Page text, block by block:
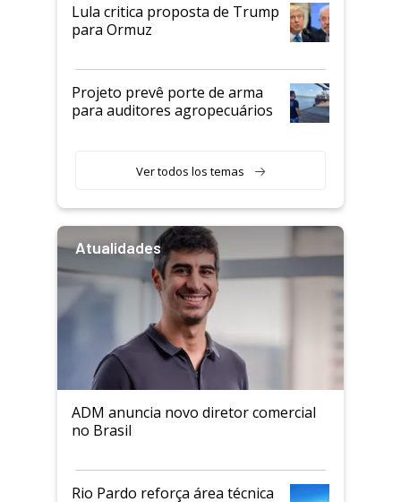
Lula critica proposta de Trump
para Ormuz
Projeto prevê porte de arma
para auditores agropecuários
Ver todos los temas
Atualidades
ADM anuncia novo diretor comercial
no Brasil
Rio Pardo reforça área técnica